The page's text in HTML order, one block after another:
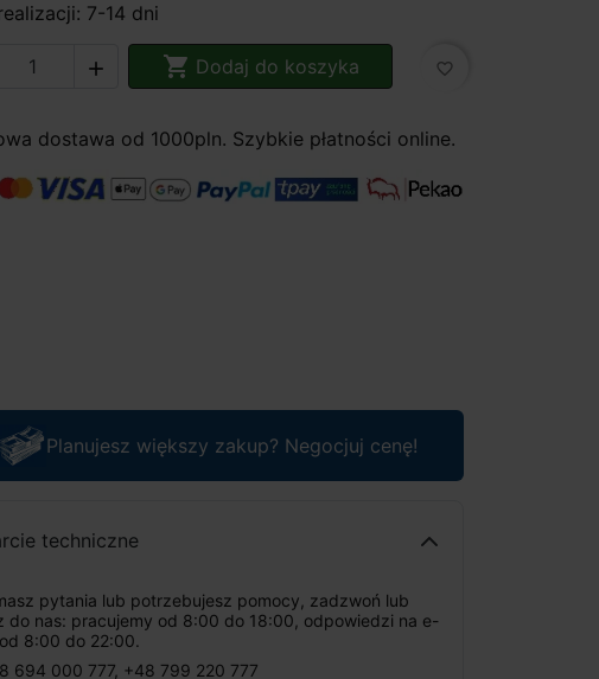
7-14 dni
  Dodaj do koszyka favorite_border
dostawa od 1000pln. Szybkie płatności online.
Planujesz większy zakup? Negocjuj cenę!
techniczne
pytania lub potrzebujesz pomocy, zadzwoń lub
do nas: pracujemy od 8:00 do 18:00, odpowiedzi na e-
8:00 do 22:00.
694 000 777, +48 799 220 777